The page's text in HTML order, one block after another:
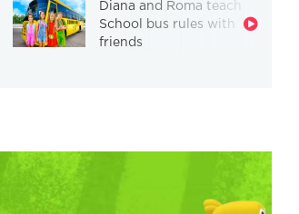
Diana and Roma teach
School bus rules with
friends